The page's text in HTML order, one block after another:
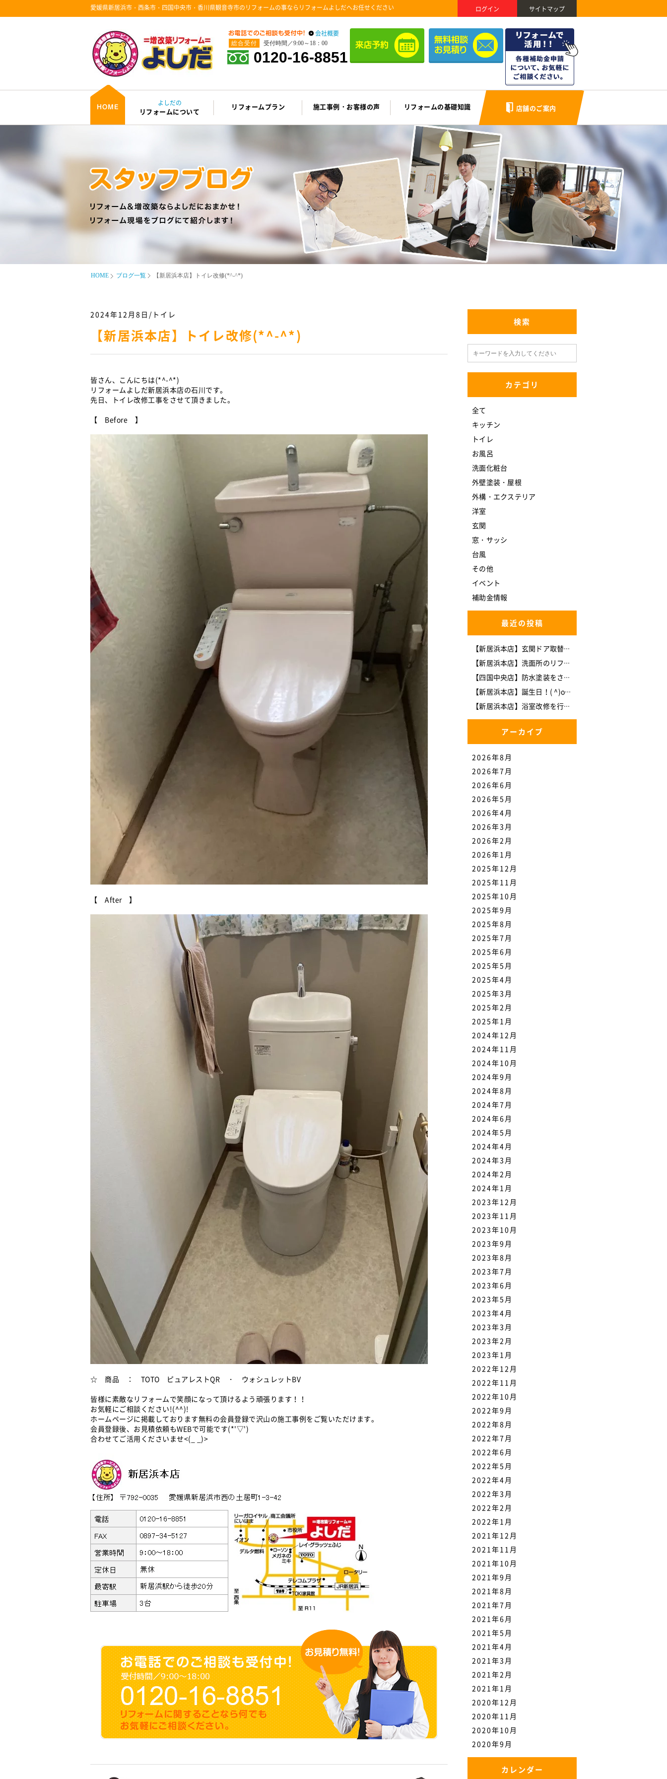
愛媛県新居浜市・西条市・四国中央市・香川県観音寺市のリフォームの事ならリフォームよしだへお任せください サイトマップ
ログイン
会社概要
総合受付 受付時間／9:00～18：00
0120-16-8851
よしだの
リフォームについて
リフォームプラン 施工事例・お客様の声 リフォームの基礎知識 店舗のご案内
HOME ブログ一覧 【新居浜本店】トイレ改修(*^-^*)
2024年12月8日/トイレ
【新居浜本店】トイレ改修(*^-^*)
皆さん、こんにちは(*^-^*)
リフォームよしだ新居浜本店の石川です。
先日、トイレ改修工事をさせて頂きました。
【 Before 】
【 After 】
☆ 商品 ： TOTO ピュアレストQR ・ ウォシュレットBV
皆様に素敵なリフォームで笑顔になって頂けるよう頑張ります！！
お気軽にご相談ください!(^^)!
ホームページに掲載しております無料の会員登録で沢山の施工事例をご覧いただけます。
会員登録後、お見積依頼もWEBで可能です(*'▽')
合わせてご活用くださいませ<(_ _)>
検索
カテゴリ
全て
キッチン
トイレ
お風呂
洗面化粧台
外壁塗装・屋根
外構・エクステリア
洋室
玄関
窓・サッシ
台風
その他
イベント
補助金情報
最近の投稿
【新居浜本店】玄関ドア取替工事(*^-^*)
【新居浜本店】洗面所のリフォームを行いました。
【四国中央店】防水塗装をさせて頂きました。
【新居浜本店】誕生日！( ^)o(^ )
【新居浜本店】浴室改修を行いました。
アーカイブ
2026年8月
2026年7月
2026年6月
2026年5月
2026年4月
2026年3月
2026年2月
2026年1月
2025年12月
2025年11月
2025年10月
2025年9月
2025年8月
2025年7月
2025年6月
2025年5月
2025年4月
2025年3月
2025年2月
2025年1月
2024年12月
2024年11月
2024年10月
2024年9月
2024年8月
2024年7月
2024年6月
2024年5月
2024年4月
2024年3月
2024年2月
2024年1月
2023年12月
2023年11月
2023年10月
2023年9月
2023年8月
2023年7月
2023年6月
2023年5月
2023年4月
2023年3月
2023年2月
2023年1月
2022年12月
2022年11月
2022年10月
2022年9月
2022年8月
2022年7月
2022年6月
2022年5月
2022年4月
2022年3月
2022年2月
2022年1月
2021年12月
2021年11月
2021年10月
2021年9月
2021年8月
2021年7月
2021年6月
2021年5月
2021年4月
2021年3月
2021年2月
2021年1月
2020年12月
2020年11月
2020年10月
2020年9月
カレンダー